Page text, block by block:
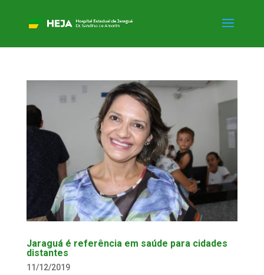
Jaraguá é referência em saúde para cidades
distantes
11/12/2019